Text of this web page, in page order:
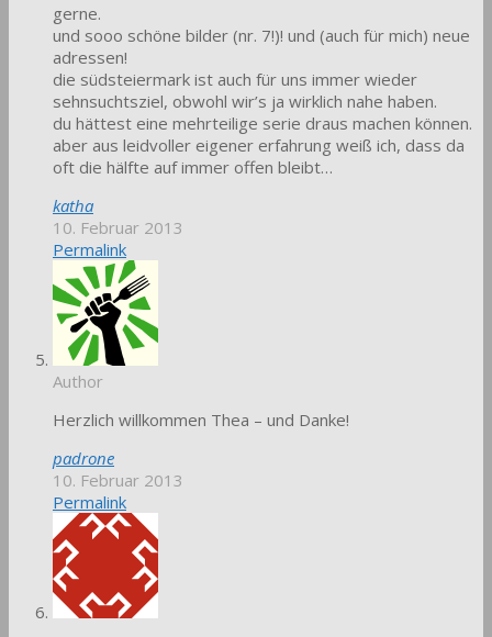
gerne.
und sooo schöne bilder (nr. 7!)! und (auch für mich) neue
adressen!
die südsteiermark ist auch für uns immer wieder
sehnsuchtsziel, obwohl wir’s ja wirklich nahe haben.
du hättest eine mehrteilige serie draus machen können.
aber aus leidvoller eigener erfahrung weiß ich, dass da
oft die hälfte auf immer offen bleibt…
katha
10. Februar 2013
Permalink
Author
Herzlich willkommen Thea – und Danke!
padrone
10. Februar 2013
Permalink